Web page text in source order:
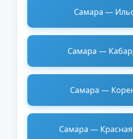
Самара —
Самара —
Самара —
Самара —